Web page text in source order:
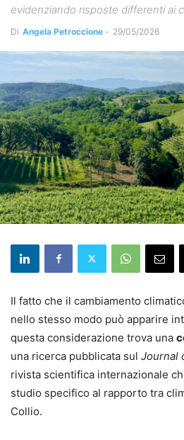
evidenziando risposte differenti ai
Di Angela Petroccione - 29/05/2026
Il fatto che il cambiamento
nello stesso modo può apparire
questa considerazione trova una
una ricerca pubblicata sul Journal
rivista scientifica internazionale
studio specifico al rapporto tra
Collio.